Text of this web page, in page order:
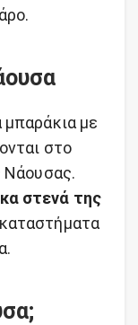
με
στο
Νάουσας.
στενά της